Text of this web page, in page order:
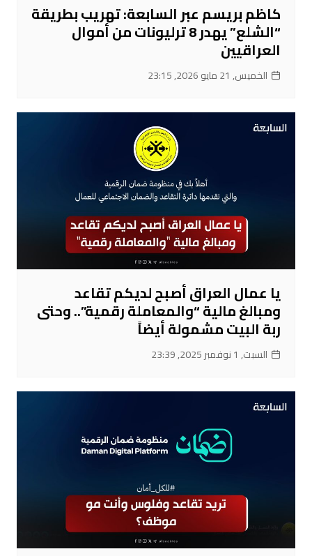
كاظم بريسم عبر السابعة: تهريب بطريقة
“الشلع” يهدر 8 ترليونات من أموال
العراقيين
الخميس, 21 مايو 2026, 23:15
يا عمال العراق أصبح لديكم تقاعد
ومبالغ مالية “والمعاملة رقمية”.. وحتى
ربة البيت مشمولة أيضاً
السبت, 1 نوفمبر 2025, 23:39